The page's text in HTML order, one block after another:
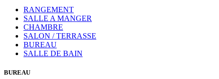
RANGEMENT
SALLE A MANGER
CHAMBRE
SALON / TERRASSE
BUREAU
SALLE DE BAIN
BUREAU